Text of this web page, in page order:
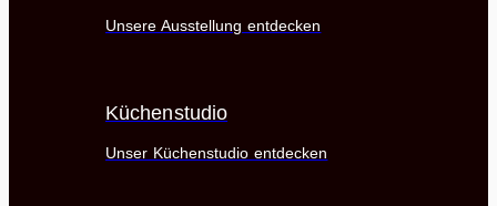
Unsere Ausstellung entdecken
Küchenstudio
Unser Küchenstudio entdecken